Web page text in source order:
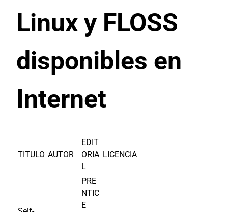
Linux y FLOSS
disponibles en
Internet
TITULO AUTOR
EDIT
ORIA
L
LICENCIA
PRE
NTIC
E